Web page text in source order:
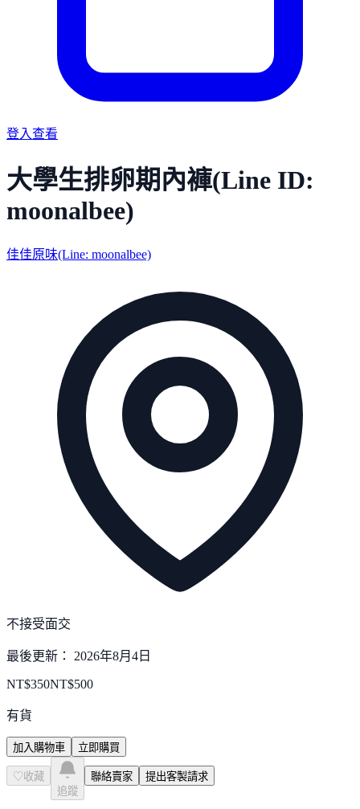
登入查看
大學生排卵期內褲(Line ID:
moonalbee)
佳佳原味(Line: moonalbee)
不接受面交
最後更新： 2026年8月4日
NT$350NT$500
有貨
加入購物車 立即購買
♡ 收藏
追蹤
聯絡賣家 提出客製請求